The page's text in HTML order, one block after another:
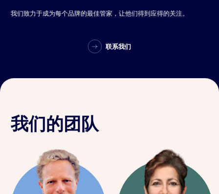
我们致力于成为每个品牌的最佳管家，让他们得到应得的关注。
联系我们
我们的团队